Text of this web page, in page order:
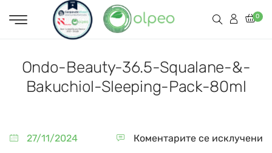
0
Ondo-Beauty-36.5-Squalane-&-
Bakuchiol-Sleeping-Pack-80ml
27/11/2024 Коментарите се исклучени